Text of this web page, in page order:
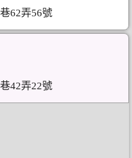
62弄56號
42弄22號